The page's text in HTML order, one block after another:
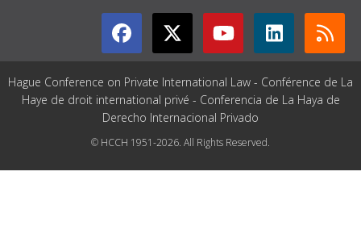
Hague Conference on Private International Law - Conférence de La
Haye de droit international privé - Conferencia de La Haya de
Derecho Internacional Privado
© HCCH 1951-2026. All Rights Reserved.